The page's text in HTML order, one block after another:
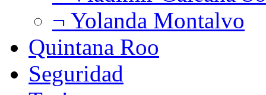
¬ Yolanda Montalvo
Quintana Roo
Seguridad